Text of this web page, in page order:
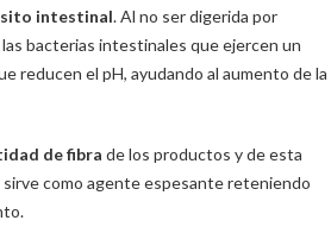
intestinal. Al no ser digerida por
bacterias intestinales que ejercen un
reducen el pH, ayudando al aumento de la
de fibra de los productos y de esta
como agente espesante reteniendo